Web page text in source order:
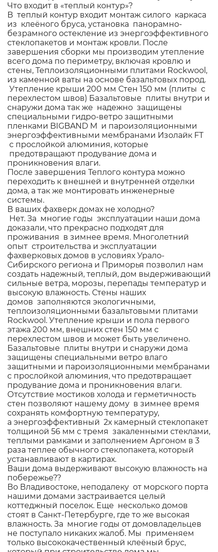
Что входит в «теплый контур»?
В теплый контур входит монтаж силого каркаса
из клеёного бруса, установка панорамно-
безрамного остекление из энергоэффективного
стеклопакетов и монтаж кровли. После
завершения сборки мы производим утепление
всего дома по периметру, включая кровлю и
стены, Теплоизоляционными плитами Rockwool,
из каменной ваты на основе базальтовых пород.
Утепление крыши 200 мм Стен 150 мм (плиты с
перехлестом швов) Базальтовые плиты внутри и
снаружи дома так же надежно защищены
специальными гидро-ветро защитными
пленками BIGBAND M и пароизоляционными
энергоэффективными мембранами Изолайк FT
с прослойкой алюминия, которые
предотвращают продувание дома и
проникновения влаги.
После завершения Теплого контура можно
переходить к внешней и внутренней отделки
дома, а так же монтировать инженерные
системы.
В ваших фахверк домах не холодно?
Нет. За многие годы эксплуатации наши дома
доказали, что прекрасно подходят для
проживания в зимнее время. Многолетний
опыт строительства и эксплуатации
фахверковых домов в условиях Урало-
Сибирского региона и Приморья позволил нам
создать надежный, теплый, дом выдерживающий
сильные ветра, морозы, перепады температур и
высокую влажность. Стены наших
домов заполняются экологичными,
теплоизоляционными базальтовыми плитами
Rockwool. Утепление крыши и пола первого
этажа 200 мм, внешних стен 150 мм с
перехлестом швов и может быть увеличено.
Базальтовые плиты внутри и снаружи дома
защищены специальными ветро влаго
защитными и пароизоляционными мембранами
с прослойкой алюминия, что предотвращает
продувание дома и проникновения влаги.
Отсутствие мостиков холода и герметичность
стен позволяют нашему дому в зимнее время
сохранять комфортную температуру,
а энергоэффективный 2х камерный стеклопакет
толщиной 56 мм с тремя закаленными стеклами,
теплыми рамками и заполнением Аргоном в 3
раза теплее обычного стеклопакета, который
устанавливают в картирах.
Ваши дома выдерживают высокую влажность на
побережье??
Во Владивостоке, неподалеку от морского порта
нашими домами застраивается целый
коттеджный поселок. Еще несколько домов
стоят в Санкт-Петербурге, где то же высокая
влажность. За многие годы от домовладельцев
не поступало никаких жалоб. Мы применяем
только высококачественный клеёный брус,